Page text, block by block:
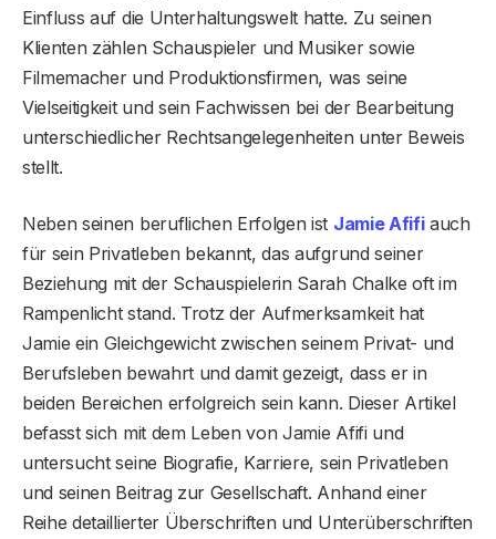
Einfluss auf die Unterhaltungswelt hatte. Zu seinen
Klienten zählen Schauspieler und Musiker sowie
Filmemacher und Produktionsfirmen, was seine
Vielseitigkeit und sein Fachwissen bei der Bearbeitung
unterschiedlicher Rechtsangelegenheiten unter Beweis
stellt.
Neben seinen beruflichen Erfolgen ist Jamie Afifiauch
für sein Privatleben bekannt, das aufgrund seiner
Beziehung mit der Schauspielerin Sarah Chalke oft im
Rampenlicht stand. Trotz der Aufmerksamkeit hat
Jamie ein Gleichgewicht zwischen seinem Privat- und
Berufsleben bewahrt und damit gezeigt, dass er in
beiden Bereichen erfolgreich sein kann. Dieser Artikel
befasst sich mit dem Leben von Jamie Afifi und
untersucht seine Biografie, Karriere, sein Privatleben
und seinen Beitrag zur Gesellschaft. Anhand einer
Reihe detaillierter Überschriften und Unterüberschriften